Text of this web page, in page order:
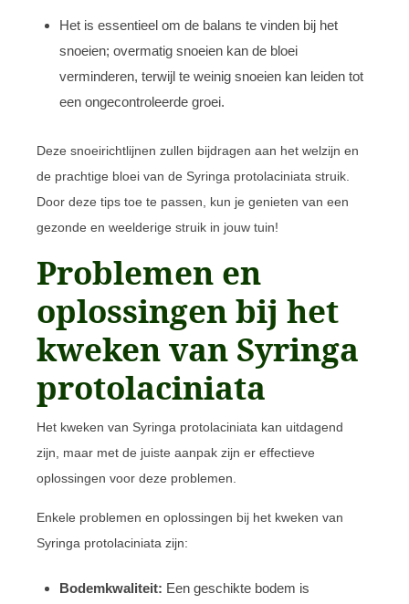
Het is essentieel om de balans te vinden bij het
snoeien; overmatig snoeien kan de bloei
verminderen, terwijl te weinig snoeien kan leiden tot
een ongecontroleerde groei.
Deze snoeirichtlijnen zullen bijdragen aan het welzijn en
de prachtige bloei van de Syringa protolaciniata struik.
Door deze tips toe te passen, kun je genieten van een
gezonde en weelderige struik in jouw tuin!
Problemen en
oplossingen bij het
kweken van Syringa
protolaciniata
Het kweken van Syringa protolaciniata kan uitdagend
zijn, maar met de juiste aanpak zijn er effectieve
oplossingen voor deze problemen.
Enkele problemen en oplossingen bij het kweken van
Syringa protolaciniata zijn:
Bodemkwaliteit: Een geschikte bodem is